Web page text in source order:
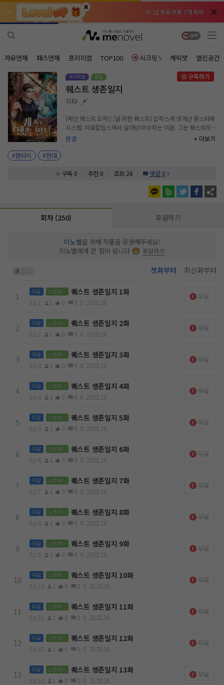
비*님 무료쿠폰 3개 획득
비*님 무료쿠폰 3개 획득
천***님 배지뽑기권 3개 획득
천***님 배지뽑기권 3개 획득
주*님 배지뽑기권 1개 획득
주*님 배지뽑기권 1개 획득
레*님 무료쿠폰 4개 획득
레*님 무료쿠폰 4개 획득
인*님 레어뽑기권 1개 획득
인*님 레어뽑기권 1개 획득
자유연재 패스연재 프리미엄 TOP100 시크릿 캐릭챗 열린공간
퀘스트 생존일지
지타
완결
[메인 퀘스트 도착!] [널 위한 퀘스트] 갑작스레 생겨난 몬스터와
시스템. 아포칼립스에서 살아남아야 하는 이운. 그는 퀘스트의
노예다.
+ 더보기
#판타지
#현대
구독 0 추천 0 조회 26 댓글 0
회차 (250) 후원하기
미노벨을 위해 작품을 응원해주세요!
미노벨에게 큰 힘이 됩니다
후원하기
신고 첫화부터 최신화부터
1
무료 노벨패스 퀘스트 생존일지 1화
Ep.1 2 0 0 0 25.02.26
무료
2
무료 노벨패스 퀘스트 생존일지 2화
Ep.2 1 0 0 0 25.02.26
무료
3
무료 노벨패스 퀘스트 생존일지 3화
Ep.3 1 0 0 0 25.02.26
무료
4
무료 노벨패스 퀘스트 생존일지 4화
Ep.4 1 0 0 0 25.02.26
무료
5
무료 노벨패스 퀘스트 생존일지 5화
Ep.5 1 0 0 0 25.02.26
무료
6
무료 노벨패스 퀘스트 생존일지 6화
Ep.6 1 0 0 0 25.02.26
무료
7
무료 노벨패스 퀘스트 생존일지 7화
Ep.7 1 0 0 0 25.02.26
무료
8
무료 노벨패스 퀘스트 생존일지 8화
Ep.8 1 0 0 0 25.02.26
무료
9
무료 노벨패스 퀘스트 생존일지 9화
Ep.9 1 0 0 0 25.02.26
무료
10
무료 노벨패스 퀘스트 생존일지 10화
Ep.10 1 0 0 0 25.02.26
무료
11
무료 노벨패스 퀘스트 생존일지 11화
Ep.11 1 0 0 0 25.02.26
무료
12
무료 노벨패스 퀘스트 생존일지 12화
Ep.12 1 0 0 0 25.02.26
무료
13
무료 노벨패스 퀘스트 생존일지 13화
Ep.13 1 0 0 0 25.02.26
무료